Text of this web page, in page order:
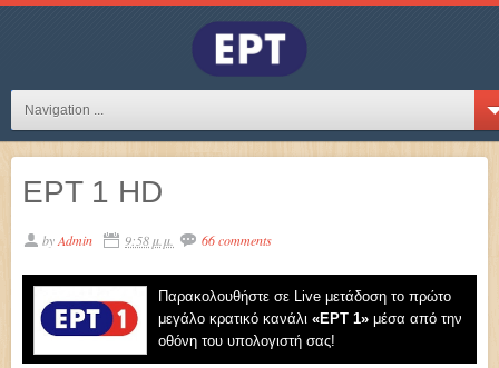
Navigation ...
ΕΡΤ 1 HD
byAdmin 9:58 μ.μ. 66 comments
Παρακολουθήστε σε Live μετάδοση το πρώτο
μεγάλο κρατικό κανάλι «EΡT 1» μέσα από την
οθόνη του υπολογιστή σας!